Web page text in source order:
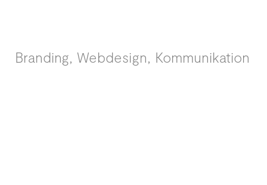
Branding, Webdesign, Kommunikation